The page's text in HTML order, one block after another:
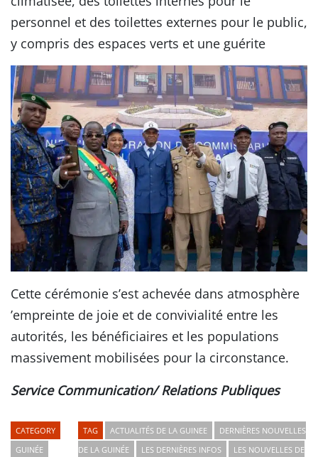
personnel et des toilettes externes pour le public,
y compris des espaces verts et une guérite
Cette cérémonie s’est achevée dans atmosphère
’empreinte de joie et de convivialité entre les
autorités, les bénéficiaires et les populations
massivement mobilisées pour la circonstance.
Service Communication/ Relations Publiques
CATEGORY
GUINÉE
TAG ACTUALITÉS DE LA GUINEE
DERNIÈRES NOUVELLES
DE LA GUINÉE
LES DERNIÈRES INFOS
LES NOUVELLES DE